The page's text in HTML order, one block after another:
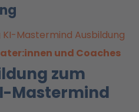
und Coaches
zum
Mastermind